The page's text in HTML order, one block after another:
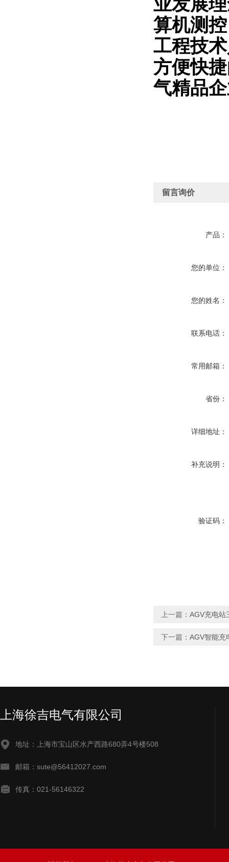
业发展
算机测
工程技
方便快
气精品
留言询价
产品：
您的单位：
您的姓名：
联系电话：
常用邮箱：
省份：
详细地址：
补充说明：
验证码：
上一篇： AGV充电站
下一篇： AGV智能充
上海徐吉电气有限公司
地址：上海市宝山区水产西路680弄4号楼508
邮箱：sute@56412027.com
传真：021-56146322